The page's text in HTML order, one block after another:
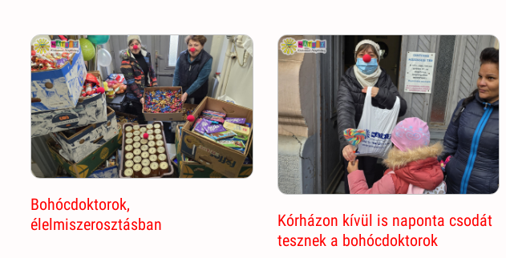
Bohócdoktorok,
élelmiszerosztásban
Kórházon kívül is naponta csodát
tesznek a bohócdoktorok